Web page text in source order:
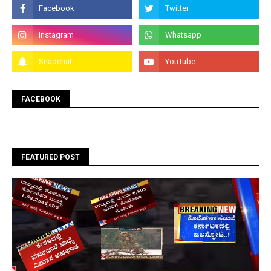
FACEBOOK
FEATURED POST